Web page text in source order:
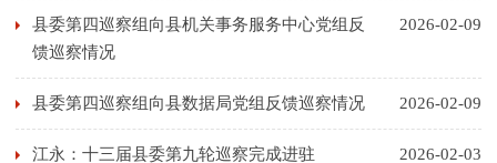
2026-02-09
县委第四巡察组向县机关事务服务中心党组反
馈巡察情况
2026-02-09
县委第四巡察组向县数据局党组反馈巡察情况
2026-02-03
江永：十三届县委第九轮巡察完成进驻